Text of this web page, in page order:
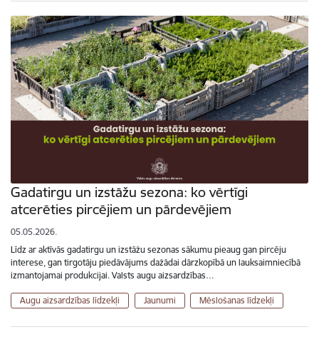
Gadatirgu un izstāžu sezona: ko vērtīgi
atcerēties pircējiem un pārdevējiem
05.05.2026.
Līdz ar aktīvās gadatirgu un izstāžu sezonas sākumu pieaug gan pircēju
interese, gan tirgotāju piedāvājums dažādai dārzkopībā un lauksaimniecībā
izmantojamai produkcijai. Valsts augu aizsardzības…
Augu aizsardzības līdzekļi Jaunumi Mēslošanas līdzekļi